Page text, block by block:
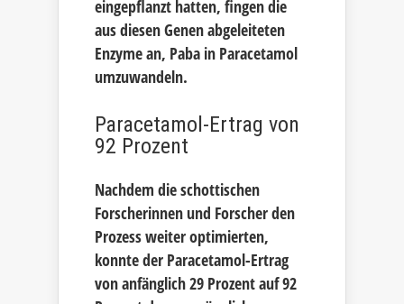
eingepflanzt hatten, fingen die
aus diesen Genen abgeleiteten
Enzyme an, Paba in Paracetamol
umzuwandeln.
Paracetamol-Ertrag von
92 Prozent
Nachdem die schottischen
Forscherinnen und Forscher den
Prozess weiter optimierten,
konnte der Paracetamol-Ertrag
von anfänglich 29 Prozent auf 92